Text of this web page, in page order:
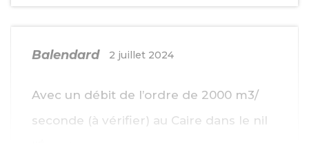
Balendard 2 juillet 2024
Avec un débit de l’ordre de 2000 m3/
seconde (à vérifier) au Caire dans le nil